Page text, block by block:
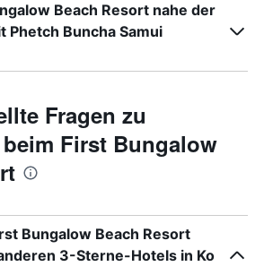
Beach Resort nahe der
Phetch Buncha Samui
Fragen zu
First Bungalow
Bungalow Beach Resort
3-Sterne-Hotels in Ko